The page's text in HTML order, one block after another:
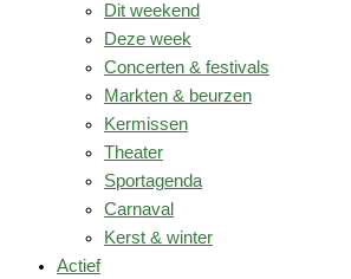
Dit weekend
Deze week
Concerten & festivals
Markten & beurzen
Kermissen
Theater
Sportagenda
Carnaval
Kerst & winter
Actief